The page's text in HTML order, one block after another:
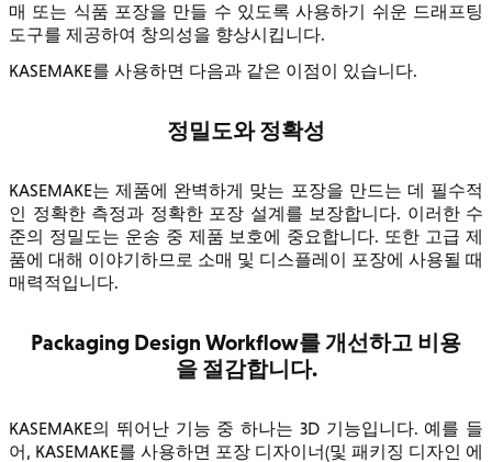
매 또는 식품 포장을 만들 수 있도록 사용하기 쉬운 드래프팅
도구를 제공하여 창의성을 향상시킵니다.
KASEMAKE를 사용하면 다음과 같은 이점이 있습니다.
정밀도와 정확성
KASEMAKE는 제품에 완벽하게 맞는 포장을 만드는 데 필수적
인 정확한 측정과 정확한 포장 설계를 보장합니다. 이러한 수
준의 정밀도는 운송 중 제품 보호에 중요합니다. 또한 고급 제
품에 대해 이야기하므로 소매 및 디스플레이 포장에 사용될 때
매력적입니다.
Packaging Design Workflow를 개선하고 비용
을 절감합니다.
KASEMAKE의 뛰어난 기능 중 하나는 3D 기능입니다. 예를 들
어, KASEMAKE를 사용하면 포장 디자이너(및 패키징 디자인 에